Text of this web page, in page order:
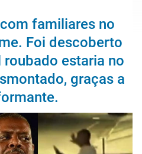
familiares no
Foi descoberto
estaria no
graças a